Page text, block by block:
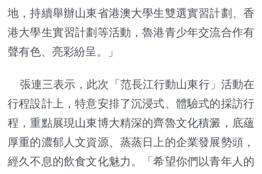
地，持續舉辦山東省港澳大學生雙選實習計劃、香
港大學生實習計劃等活動，魯港青少年交流合作有
聲有色、亮彩紛呈。」
張連三表示，此次「范長江行動山東行」活動在
行程設計上，特意安排了沉浸式、體驗式的採訪行
程，重點展現山東博大精深的齊魯文化積澱，底蘊
厚重的濃郁人文資源、蒸蒸日上的企業發展勢頭，
經久不息的飲食文化魅力。「希望你們以青年人的